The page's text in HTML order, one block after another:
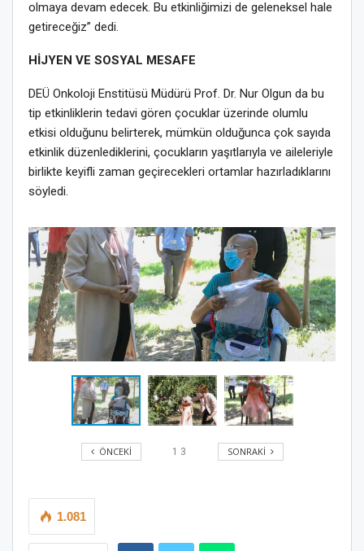
olmaya devam edecek. Bu etkinliğimizi de geleneksel hale
getireceğiz” dedi.
HİJYEN VE SOSYAL MESAFE
DEÜ Onkoloji Enstitüsü Müdürü Prof. Dr. Nur Olgun da bu
tip etkinliklerin tedavi gören çocuklar üzerinde olumlu
etkisi olduğunu belirterek, mümkün olduğunca çok sayıda
etkinlik düzenlediklerini, çocukların yaşıtlarıyla ve aileleriyle
birlikte keyifli zaman geçirecekleri ortamlar hazırladıklarını
söyledi.
ÖNCEKI 1 3 SONRAKI
1.081